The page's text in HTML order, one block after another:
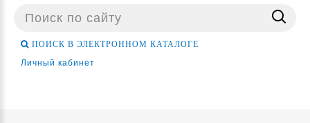
Поиск
ПОИСК В ЭЛЕКТРОННОМ КАТАЛОГЕ
Личный кабинет